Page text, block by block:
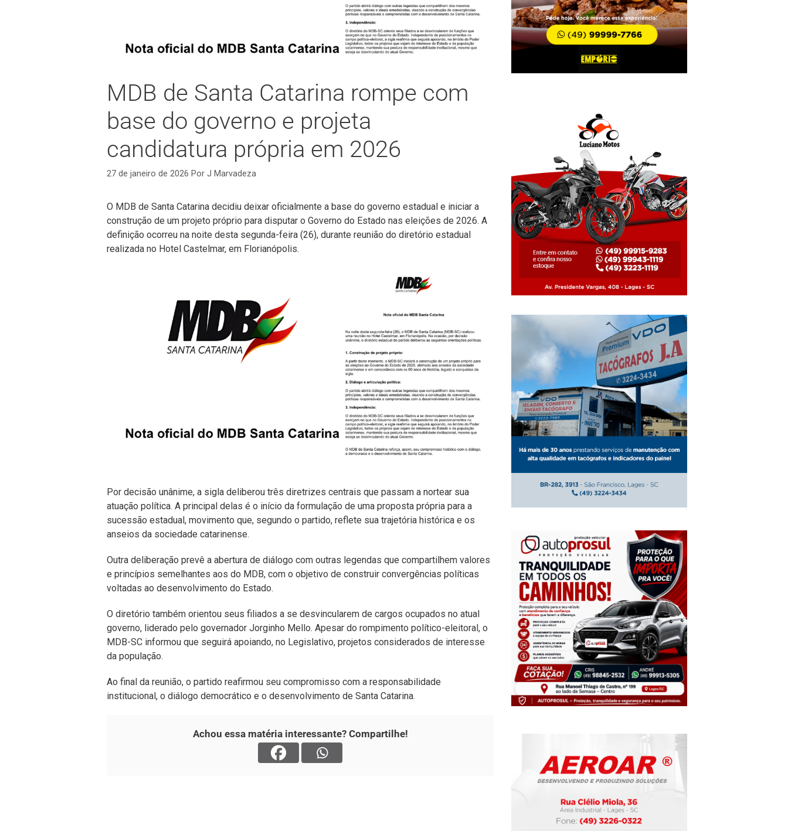
MDB de Santa Catarina rompe com
base do governo e projeta
candidatura própria em 2026
27 de janeiro de 2026 Por J Marvadeza
O MDB de Santa Catarina decidiu deixar oficialmente a base do governo estadual e iniciar a
construção de um projeto próprio para disputar o Governo do Estado nas eleições de 2026. A
definição ocorreu na noite desta segunda-feira (26), durante reunião do diretório estadual
realizada no Hotel Castelmar, em Florianópolis.
Por decisão unânime, a sigla deliberou três diretrizes centrais que passam a nortear sua
atuação política. A principal delas é o início da formulação de uma proposta própria para a
sucessão estadual, movimento que, segundo o partido, reflete sua trajetória histórica e os
anseios da sociedade catarinense.
Outra deliberação prevê a abertura de diálogo com outras legendas que compartilhem valores
e princípios semelhantes aos do MDB, com o objetivo de construir convergências políticas
voltadas ao desenvolvimento do Estado.
O diretório também orientou seus filiados a se desvincularem de cargos ocupados no atual
governo, liderado pelo governador Jorginho Mello. Apesar do rompimento político-eleitoral, o
MDB-SC informou que seguirá apoiando, no Legislativo, projetos considerados de interesse
da população.
Ao final da reunião, o partido reafirmou seu compromisso com a responsabilidade
institucional, o diálogo democrático e o desenvolvimento de Santa Catarina.
Achou essa matéria interessante? Compartilhe!